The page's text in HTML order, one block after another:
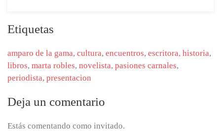
Etiquetas
amparo de la gama, cultura, encuentros, escritora, historia,
libros, marta robles, novelista, pasiones carnales,
periodista, presentacion
Deja un comentario
Estás comentando como invitado.